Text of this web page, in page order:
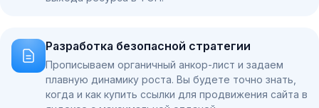
Разработка безопасной стратегии
Прописываем органичный анкор-лист и задаем
плавную динамику роста. Вы будете точно знать,
когда и как купить ссылки для продвижения сайта в